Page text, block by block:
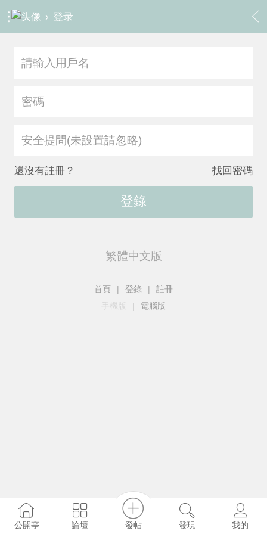
› 登录
安全提問(未設置請忽略)
還沒有註冊？ 找回密碼
登錄
繁體中文版
首頁 | 登錄 |
註冊
手機版
| 電腦版
公開亭 論壇 發帖 發現 我的